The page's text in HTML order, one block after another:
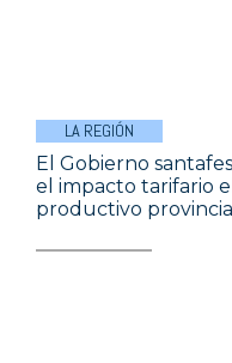
LA REGIÓN
El Gobierno
el impacto tarifario
productivo provincial